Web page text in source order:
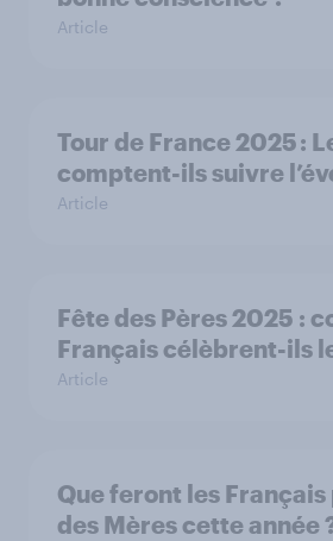
Article
Tour de France 2025 :
comptent-ils suivre
Article
Fête des Pères 2025 :
Français célèbrent-ils
Article
Que feront les Français
des Mères cette année